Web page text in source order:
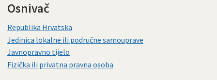
Osnivač
Republika Hrvatska
Jedinica lokalne ili područne samouprave
Javnopravno tijelo
Fizička ili privatna pravna osoba